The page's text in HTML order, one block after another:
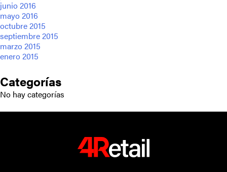
junio 2016
mayo 2016
octubre 2015
septiembre 2015
marzo 2015
enero 2015
Categorías
No hay categorías